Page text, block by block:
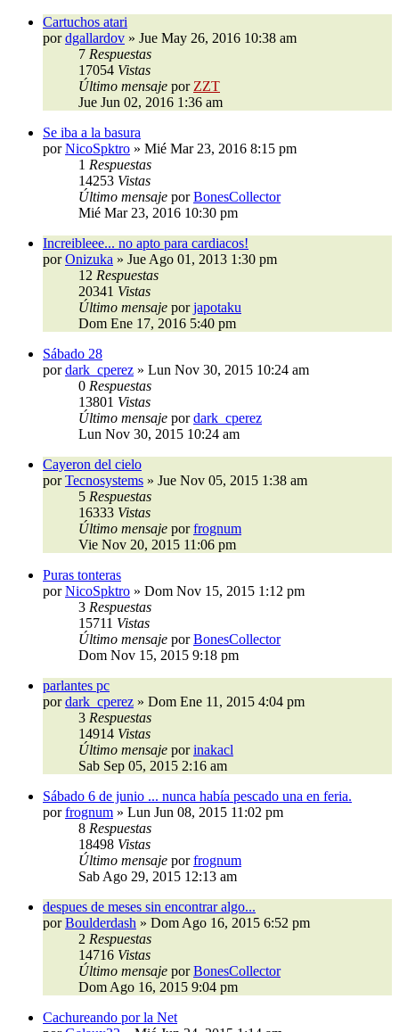
Cartuchos atari
pordgallardov » Jue May 26, 2016 10:38 am
7 Respuestas
17054 Vistas
Último mensaje por ZZT
Jue Jun 02, 2016 1:36 am
Se iba a la basura
porNicoSpktro » Mié Mar 23, 2016 8:15 pm
1 Respuestas
14253 Vistas
Último mensaje porBonesCollector
Mié Mar 23, 2016 10:30 pm
Increibleee... no apto para cardiacos!
porOnizuka » Jue Ago 01, 2013 1:30 pm
12 Respuestas
20341 Vistas
Último mensaje porjapotaku
Dom Ene 17, 2016 5:40 pm
Sábado 28
pordark_cperez » Lun Nov 30, 2015 10:24 am
0 Respuestas
13801 Vistas
Último mensaje pordark_cperez
Lun Nov 30, 2015 10:24 am
Cayeron del cielo
porTecnosystems » Jue Nov 05, 2015 1:38 am
5 Respuestas
16333 Vistas
Último mensaje porfrognum
Vie Nov 20, 2015 11:06 pm
Puras tonteras
porNicoSpktro » Dom Nov 15, 2015 1:12 pm
3 Respuestas
15711 Vistas
Último mensaje porBonesCollector
Dom Nov 15, 2015 9:18 pm
parlantes pc
pordark_cperez » Dom Ene 11, 2015 4:04 pm
3 Respuestas
14914 Vistas
Último mensaje porinakacl
Sab Sep 05, 2015 2:16 am
Sábado 6 de junio ... nunca había pescado una en feria.
porfrognum » Lun Jun 08, 2015 11:02 pm
8 Respuestas
18498 Vistas
Último mensaje porfrognum
Sab Ago 29, 2015 12:13 am
despues de meses sin encontrar algo...
porBoulderdash » Dom Ago 16, 2015 6:52 pm
2 Respuestas
14716 Vistas
Último mensaje porBonesCollector
Dom Ago 16, 2015 9:04 pm
Cachureando por la Net